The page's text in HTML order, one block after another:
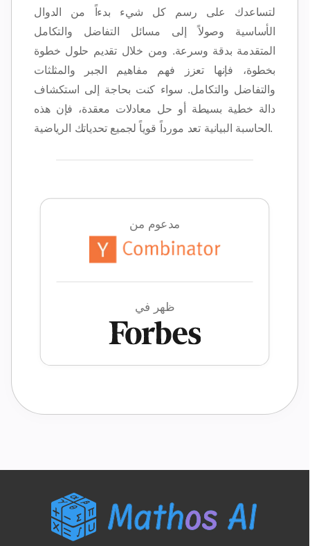
لتساعدك على رسم كل شيء بدءاً من الدوال
الأساسية وصولاً إلى مسائل التفاضل والتكامل
المتقدمة بدقة وسرعة. ومن خلال تقديم حلول خطوة
بخطوة، فإنها تعزز فهم مفاهيم الجبر والمثلثات
والتفاضل والتكامل. سواء كنت بحاجة إلى استكشاف
دالة خطية بسيطة أو حل معادلات معقدة، فإن هذه
الحاسبة البيانية تعد مورداً قوياً لجميع تحدياتك الرياضية.
مدعوم من
ظهر في